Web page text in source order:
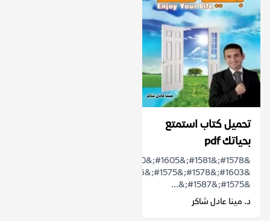
تحميل كتاب استمتع
بحياتك pdf
&#1575;&#1587;&...
د. مينا عادل شاكر